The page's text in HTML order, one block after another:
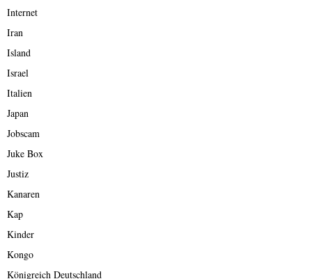
Internet
Iran
Island
Israel
Italien
Japan
Jobscam
Juke Box
Justiz
Kanaren
Kap
Kinder
Kongo
Königreich Deutschland